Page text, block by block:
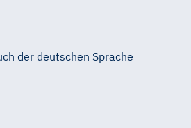
der deutschen Sprache